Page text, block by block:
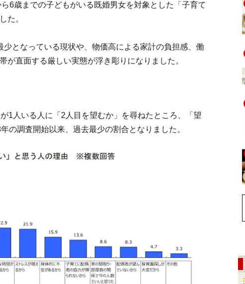
6歳までの子どもがいる既婚男女を対象とした「子育て
た。
となっている現状や、物価高による家計の負担感、働
が直面する厳しい実態が浮き彫りになりました。
1人いる人に「2人目を望むか」を尋ねたところ、「望
の調査開始以来、過去最少の割合となりました。